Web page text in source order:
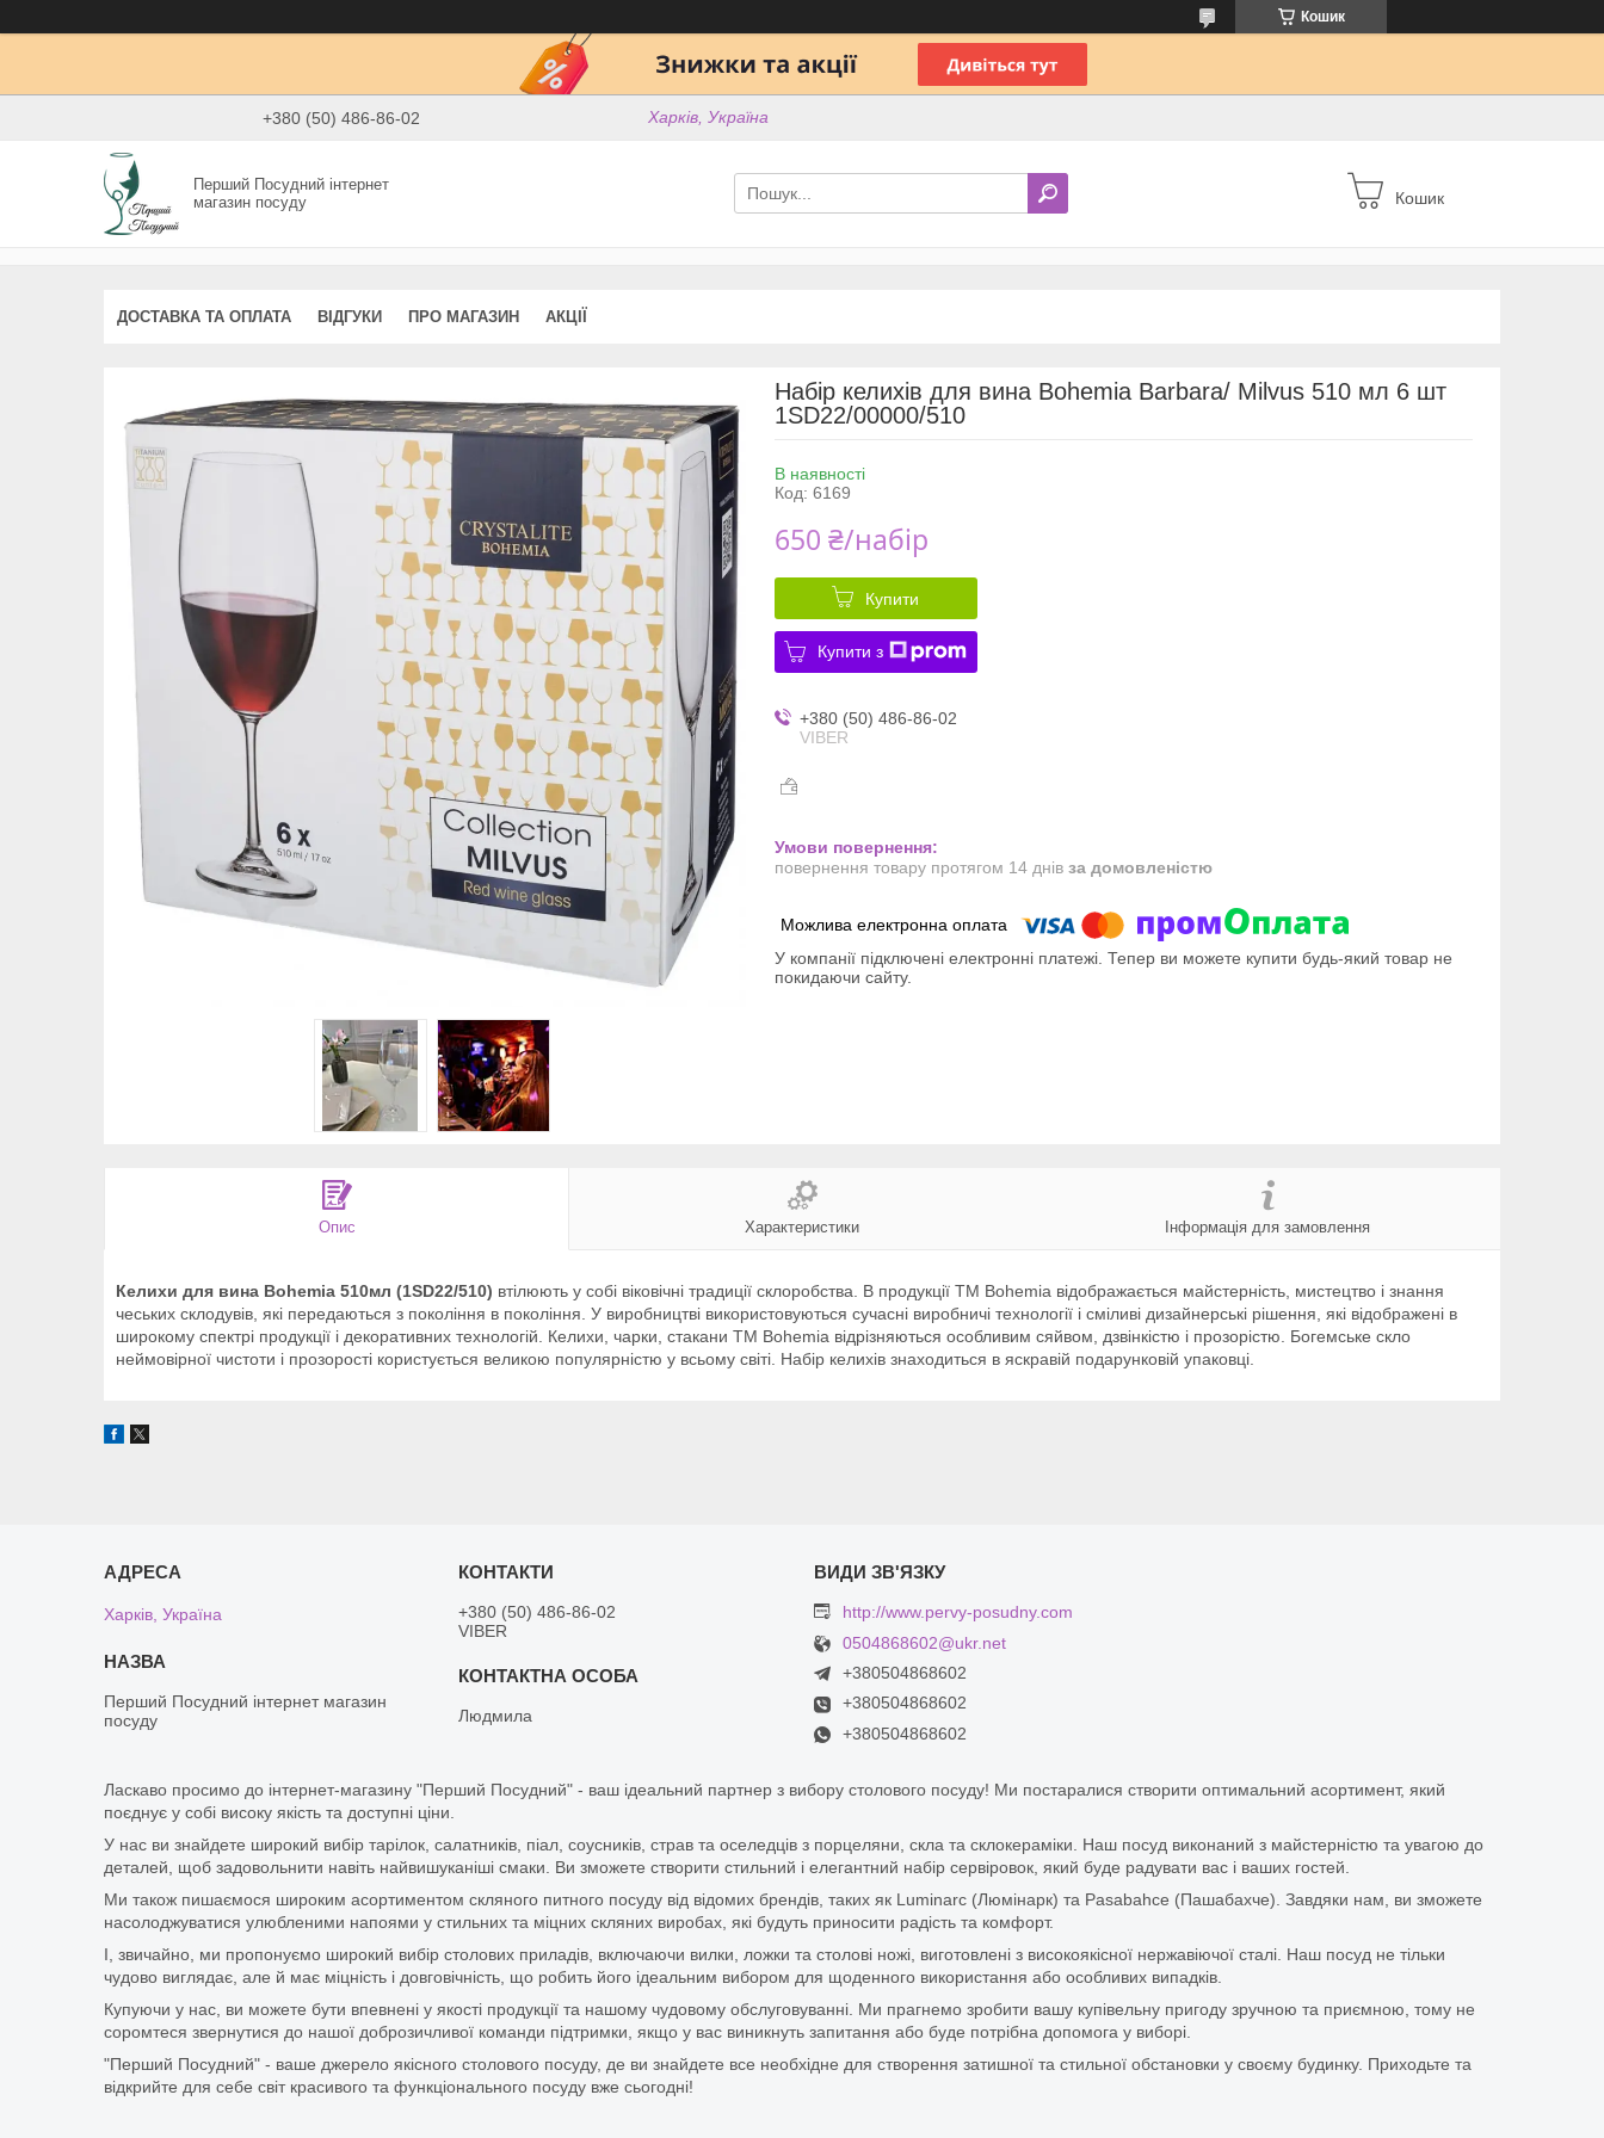
Кошик
+380 (50) 486-86-02 Харків, Україна
Перший Посудний інтернет
магазин посуду
Кошик
ДОСТАВКА ТА ОПЛАТА ВІДГУКИ ПРО МАГАЗИН АКЦІЇ
Набір келихів для вина Bohemia Barbara/ Milvus 510 мл 6 шт
1SD22/00000/510
В наявності
Код: 6169
650 ₴/набір
Купити
Купити з
+380 (50) 486-86-02
VIBER
повернення товару протягом 14 днів за домовленістю
У компанії підключені електронні платежі. Тепер ви можете купити будь-який товар не
покидаючи сайту.
Опис Характеристики Інформація для замовлення
Келихи для вина Bohemia 510мл (1SD22/510) втілюють у собі віковічні традиції склоробства. В продукції ТМ Bohemia відображається майстерність, мистецтво і знання
чеських склодувів, які передаються з покоління в покоління. У виробництві використовуються сучасні виробничі технології і сміливі дизайнерські рішення, які відображені в
широкому спектрі продукції і декоративних технологій. Келихи, чарки, стакани TM Bohemia відрізняються особливим сяйвом, дзвінкістю і прозорістю. Богемське скло
неймовірної чистоти і прозорості користується великою популярністю у всьому світі. Набір келихів знаходиться в яскравій подарунковій упаковці.
Харків, Україна
Перший Посудний інтернет магазин
посуду
+380 (50) 486-86-02
VIBER
Людмила
http://www.pervy-posudny.com
0504868602@ukr.net
+380504868602
+380504868602
+380504868602
Ласкаво просимо до інтернет-магазину "Перший Посудний" - ваш ідеальний партнер з вибору столового посуду! Ми постаралися створити оптимальний асортимент, який
поєднує у собі високу якість та доступні ціни.
У нас ви знайдете широкий вибір тарілок, салатників, піал, соусників, страв та оселедців з порцеляни, скла та склокераміки. Наш посуд виконаний з майстерністю та увагою до
деталей, щоб задовольнити навіть найвишуканіші смаки. Ви зможете створити стильний і елегантний набір сервіровок, який буде радувати вас і ваших гостей.
Ми також пишаємося широким асортиментом скляного питного посуду від відомих брендів, таких як Luminarc (Люмінарк) та Pasabahce (Пашабахче). Завдяки нам, ви зможете
насолоджуватися улюбленими напоями у стильних та міцних скляних виробах, які будуть приносити радість та комфорт.
І, звичайно, ми пропонуємо широкий вибір столових приладів, включаючи вилки, ложки та столові ножі, виготовлені з високоякісної нержавіючої сталі. Наш посуд не тільки
чудово виглядає, але й має міцність і довговічність, що робить його ідеальним вибором для щоденного використання або особливих випадків.
Купуючи у нас, ви можете бути впевнені у якості продукції та нашому чудовому обслуговуванні. Ми прагнемо зробити вашу купівельну пригоду зручною та приємною, тому не
соромтеся звернутися до нашої доброзичливої команди підтримки, якщо у вас виникнуть запитання або буде потрібна допомога у виборі.
"Перший Посудний" - ваше джерело якісного столового посуду, де ви знайдете все необхідне для створення затишної та стильної обстановки у своєму будинку. Приходьте та
відкрийте для себе світ красивого та функціонального посуду вже сьогодні!